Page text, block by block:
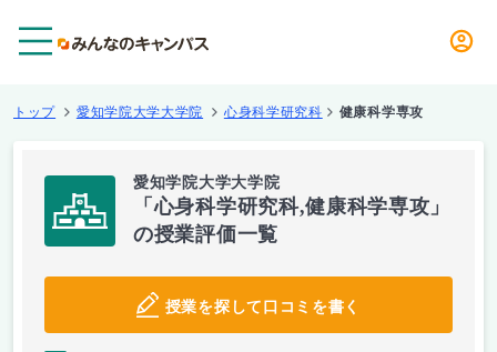
トップ 愛知学院大学大学院 心身科学研究科 健康科学専攻
愛知学院大学大学院
「心身科学研究科,健康科学専攻」
の授業評価一覧
授業を探して口コミを書く